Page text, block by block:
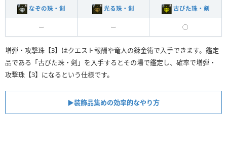
なぞの珠・剣 光る珠・剣 古びた珠・剣
ー ー ◯
増弾・攻撃珠【3】はクエスト報酬や竜人の錬金術で入手できます。鑑定
品である「古びた珠・剣」を入手するとその場で鑑定し、確率で増弾・
攻撃珠【3】になるという仕様です。
▶︎装飾品集めの効率的なやり方